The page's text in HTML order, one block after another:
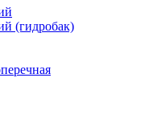
(гидробак)